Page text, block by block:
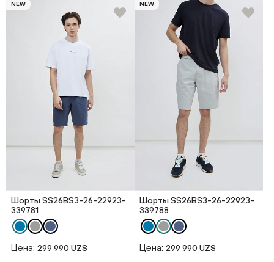
NEW
Шорты SS26BS3-26-22923-
339781
Цена: 299 990 UZS
NEW
Шорты SS26BS3-26-22923-
339788
Цена: 299 990 UZS